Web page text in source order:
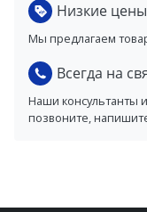
Низкие цены
Мы предлагаем
Всегда на
Наши консультанты
позвоните,